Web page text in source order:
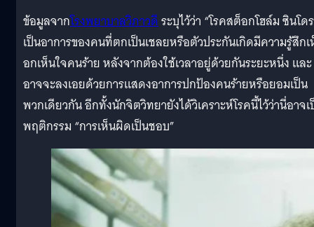
ข้อมูลจากโรงพยาบาลวิภาวดีระบุไว้ว่า “โรคสต็อกโฮล์ม ซินโด
เป็นอาการของคนที่ตกเป็นเชลยหรือตัวประกันเกิดมีความรู้สึก
อกเห็นใจคนร้าย หลังจากต้องใช้เวลาอยู่ด้วยกันระยะหนึ่ง และ
อาจจะลงเอยด้วยการแสดงอาการปกป้องคนร้ายหรือยอมเป็น
พวกเดียวกัน อีกทั้งนักจิตวิทยายังได้วิเคราะห์โรคนี้ไว้ว่านี่อาจ
พฤติกรรม “การเห็นผิดเป็นชอบ”